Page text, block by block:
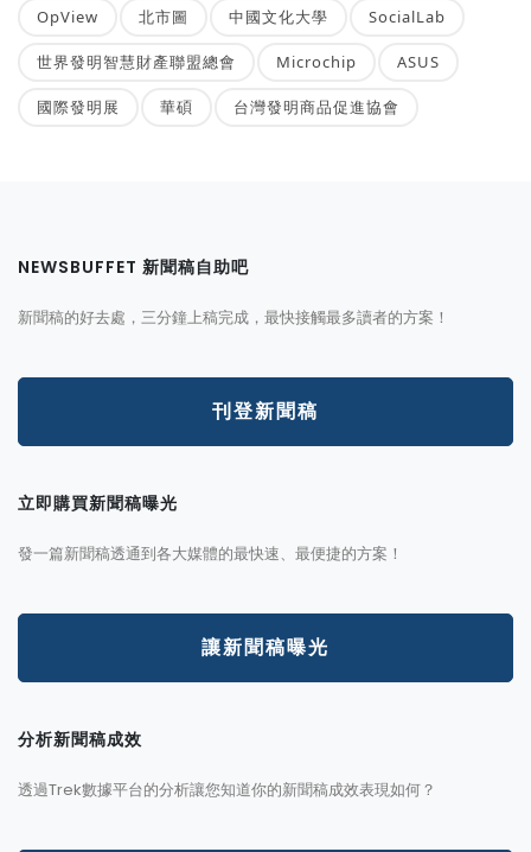
OpView 北市圖 中國文化大學 SocialLab
世界發明智慧財產聯盟總會 Microchip ASUS
國際發明展 華碩 台灣發明商品促進協會
NEWSBUFFET 新聞稿自助吧
新聞稿的好去處，三分鐘上稿完成，最快接觸最多讀者的方案！
刊登新聞稿
立即購買新聞稿曝光
發一篇新聞稿透通到各大媒體的最快速、最便捷的方案！
讓新聞稿曝光
分析新聞稿成效
透過Trek數據平台的分析讓您知道你的新聞稿成效表現如何？